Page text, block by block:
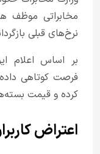
مخابراتی موظف
نرخ‌های قبلی
بر اساس اعلام
فرصت کوتاهی
کرده و قیمت
اعتراض